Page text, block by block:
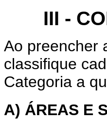
III -
Ao preencher
classifique
Categoria a
A) ÁREAS E